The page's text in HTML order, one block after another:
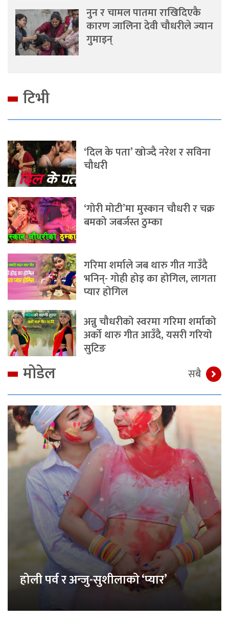
नुन र चामल पातमा राखिदिएकै
कारण जालिना देवी चौधरीले ज्यान
गुमाइन्
टिभी
‘दिल के पता’ खोज्दै नरेश र सविना
चौधरी
‘गोरी मोटी’मा मुस्कान चौधरी र चक्र
बमको जबर्जस्त ठुम्का
गरिमा शर्माले जब थारु गीत गाउँदै
भनिन्- गोही होइ का होगिल, लागता
प्यार होगिल
अन्नु चौधरीको स्वरमा गरिमा शर्माको
अर्को थारु गीत आउँदै, यसरी गरियो
सुटिङ
मोडेल सबै
होली पर्व र अन्जु-सुशीलाको ‘प्यार’